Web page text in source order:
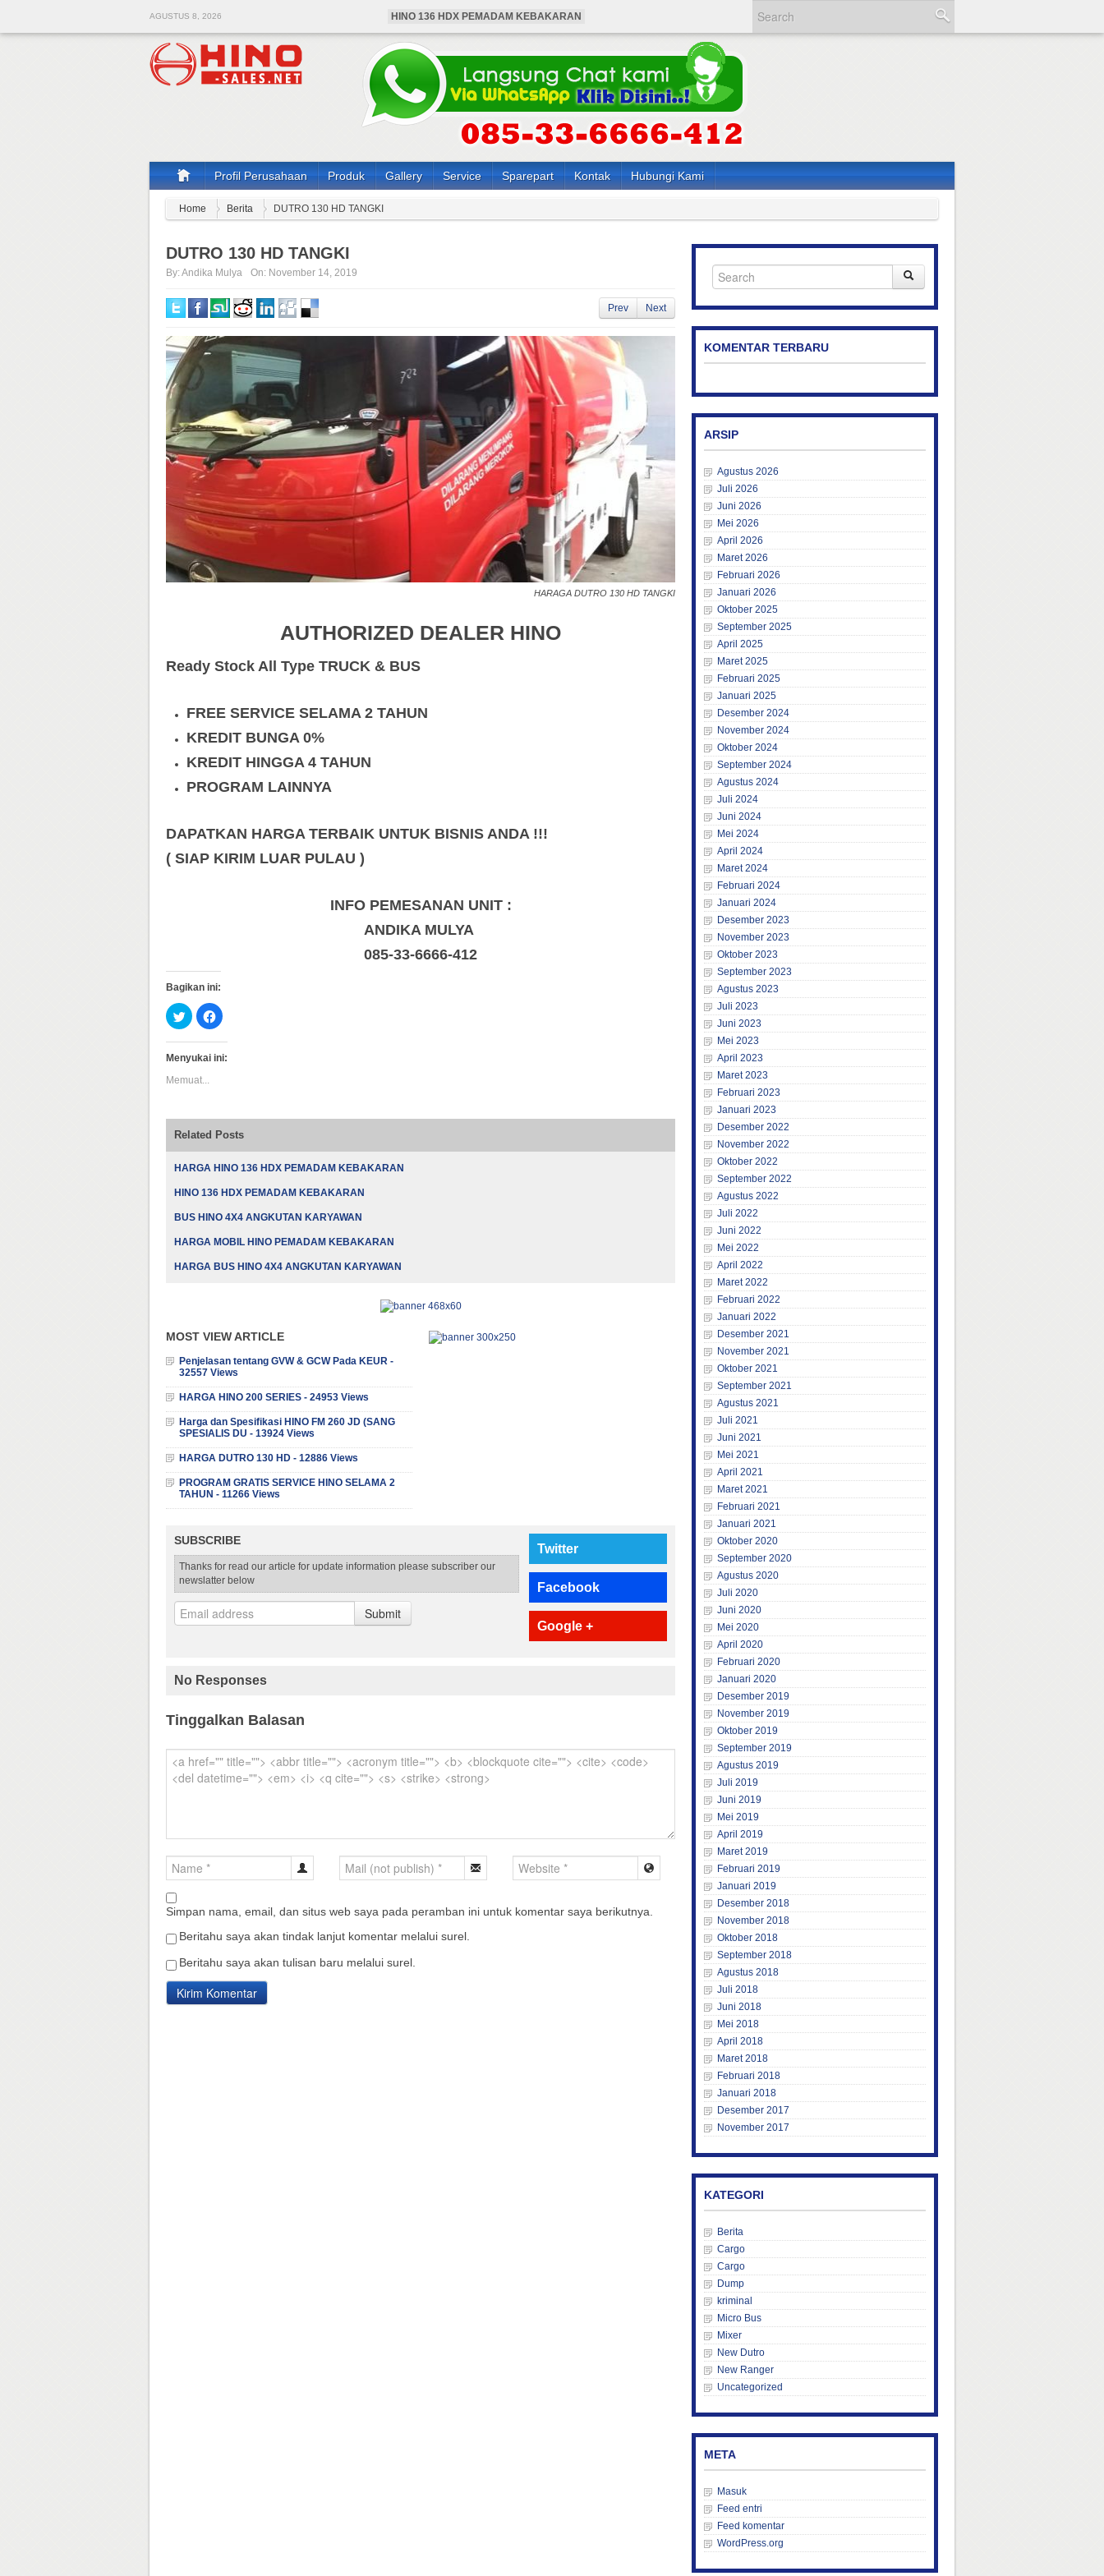
AGUSTUS 8, 2026
HINO 136 HDX PEMADAM KEBAKARAN
BUS HINO 4X4 ANGKUTAN KARYAWAN
HARGA MOBIL HINO PEMADAM KEBAKARAN
HARGA BUS HINO 4X4 ANGKUTAN KARYAWAN
HARGA HINO 136 HDX PEMADAM KEBAKARAN
Profil Perusahaan Produk Gallery Service Sparepart Kontak Hubungi Kami
Home Berita DUTRO 130 HD TANGKI
DUTRO 130 HD TANGKI
By:Andika Mulya On: November 14, 2019
Prev Next
HARAGA DUTRO 130 HD TANGKI
AUTHORIZED DEALER HINO
Ready Stock All Type TRUCK & BUS
FREE SERVICE SELAMA 2 TAHUN
KREDIT BUNGA 0%
KREDIT HINGGA 4 TAHUN
PROGRAM LAINNYA
DAPATKAN HARGA TERBAIK UNTUK BISNIS ANDA !!!
( SIAP KIRIM LUAR PULAU )
INFO PEMESANAN UNIT :
ANDIKA MULYA
085-33-6666-412
Bagikan ini:
Klik
untuk
berbagi
pada
Twitter(Membuka
di
yang
Klik
untuk
di
Facebook(Membuka
di
Menyukai ini:
Memuat...
Related Posts
HARGA HINO 136 HDX PEMADAM KEBAKARAN
HINO 136 HDX PEMADAM KEBAKARAN
BUS HINO 4X4 ANGKUTAN KARYAWAN
HARGA MOBIL HINO PEMADAM KEBAKARAN
HARGA BUS HINO 4X4 ANGKUTAN KARYAWAN
MOST VIEW ARTICLE
Penjelasan tentang GVW & GCW Pada KEUR -
32557 Views
HARGA HINO 200 SERIES - 24953 Views
Harga dan Spesifikasi HINO FM 260 JD (SANG
SPESIALIS DU - 13924 Views
HARGA DUTRO 130 HD - 12886 Views
PROGRAM GRATIS SERVICE HINO SELAMA 2
TAHUN - 11266 Views
SUBSCRIBE
Thanks for read our article for update information please subscriber our
newslatter below
Submit
Twitter
Facebook
Google +
No Responses
Tinggalkan Balasan
Simpan nama, email, dan situs web saya pada peramban ini untuk komentar saya berikutnya.
Beritahu saya akan tindak lanjut komentar melalui surel.
Beritahu saya akan tulisan baru melalui surel.
KOMENTAR TERBARU
ARSIP
Agustus 2026
Juli 2026
Juni 2026
Mei 2026
April 2026
Maret 2026
Februari 2026
Januari 2026
Oktober 2025
September 2025
April 2025
Maret 2025
Februari 2025
Januari 2025
Desember 2024
November 2024
Oktober 2024
September 2024
Agustus 2024
Juli 2024
Juni 2024
Mei 2024
April 2024
Maret 2024
Februari 2024
Januari 2024
Desember 2023
November 2023
Oktober 2023
September 2023
Agustus 2023
Juli 2023
Juni 2023
Mei 2023
April 2023
Maret 2023
Februari 2023
Januari 2023
Desember 2022
November 2022
Oktober 2022
September 2022
Agustus 2022
Juli 2022
Juni 2022
Mei 2022
April 2022
Maret 2022
Februari 2022
Januari 2022
Desember 2021
November 2021
Oktober 2021
September 2021
Agustus 2021
Juli 2021
Juni 2021
Mei 2021
April 2021
Maret 2021
Februari 2021
Januari 2021
Oktober 2020
September 2020
Agustus 2020
Juli 2020
Juni 2020
Mei 2020
April 2020
Februari 2020
Januari 2020
Desember 2019
November 2019
Oktober 2019
September 2019
Agustus 2019
Juli 2019
Juni 2019
Mei 2019
April 2019
Maret 2019
Februari 2019
Januari 2019
Desember 2018
November 2018
Oktober 2018
September 2018
Agustus 2018
Juli 2018
Juni 2018
Mei 2018
April 2018
Maret 2018
Februari 2018
Januari 2018
Desember 2017
November 2017
KATEGORI
Berita
Cargo
Cargo
Dump
kriminal
Micro Bus
Mixer
New Dutro
New Ranger
Uncategorized
META
Masuk
Feed entri
Feed komentar
WordPress.org